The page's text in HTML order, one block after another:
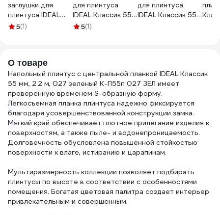
заглушки для
плинтуса IDEAL
Классик 55 мм,
5(1)
для плинтуса
IDEAL Классик 55
мм, 027 зеленый
5(1)
для плинтуса
IDEAL Классик 55
О товаре
Напольный плинтус с центральной планкой IDEAL Классик
55 мм, 2.2 м, 027 зеленый К-П55п 027 ЗЕЛ имеет
проверенную временем S-образную форму.
Легкосъемная планка плинтуса надежно фиксируется
благодаря усовершенствованной конструкции замка.
Мягкий край обеспечивает плотное прилегание изделия к
поверхностям, а также пыле- и водонепроницаемость.
Долговечность обусловлена повышенной стойкостью
поверхности к влаге, истиранию и царапинам.
Мультиразмерность коллекции позволяет подбирать
плинтусы по высоте в соответствии с особенностями
помещения. Богатая цветовая палитра создает интерьер
привлекательным и совершенным.